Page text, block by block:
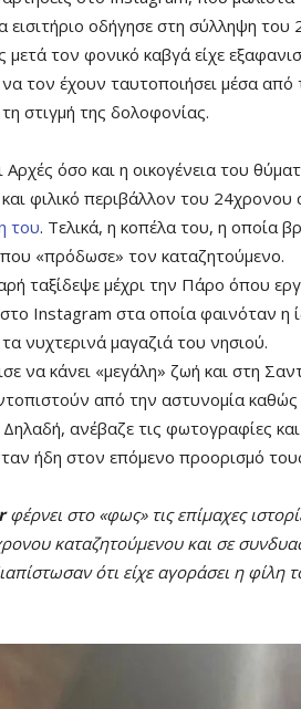
εισιτήριο οδήγησε στη σύλληψη του
τον φονικό καβγά είχε
τον έχουν ταυτοποιήσει μέσα από
στιγμή της δολοφονίας.
Αρχές όσο και η οικογένεια του
φιλικό περιβάλλον του
του. Τελικά, η κοπέλα του, η οποία
«πρόδωσε» τον καταζητούμενο.
ταξίδεψε μέχρι την Πάρο όπου
Instagram στα οποία φαινόταν η
νυχτερινά μαγαζιά του νησιού.
να κάνει «μεγάλη» ζωή και στη
από την αστυνομία καθώς
ανέβαζε τις φωτογραφίες
ήδη στον επόμενο προορισμό
φέρνει στο «φως» τις επίμαχες
καταζητούμενου και σε
ότι είχε αγοράσει η φίλη